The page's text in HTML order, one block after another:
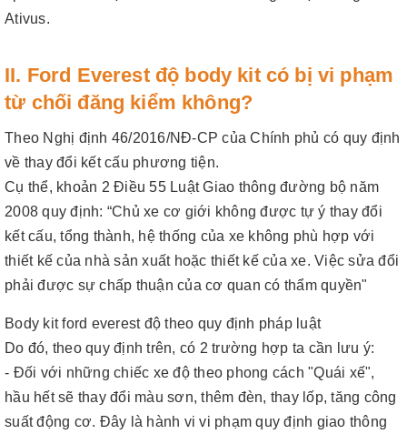
Ativus.
II. Ford Everest độ body kit có bị vi phạm
từ chối đăng kiểm không?
Theo Nghị định 46/2016/NĐ-CP của Chính phủ có quy định
về thay đổi kết cấu phương tiện.
Cụ thể, khoản 2 Điều 55 Luật Giao thông đường bộ năm
2008 quy định: “Chủ xe cơ giới không được tự ý thay đổi
kết cấu, tổng thành, hệ thống của xe không phù hợp với
thiết kế của nhà sản xuất hoặc thiết kế của xe. Việc sửa đổi
phải được sự chấp thuận của cơ quan có thẩm quyền"
Body kit ford everest độ theo quy định pháp luật
Do đó, theo quy định trên, có 2 trường hợp ta cần lưu ý:
- Đối với những chiếc xe độ theo phong cách "Quái xế",
hầu hết sẽ thay đổi màu sơn, thêm đèn, thay lốp, tăng công
suất động cơ. Đây là hành vi vi phạm quy định giao thông